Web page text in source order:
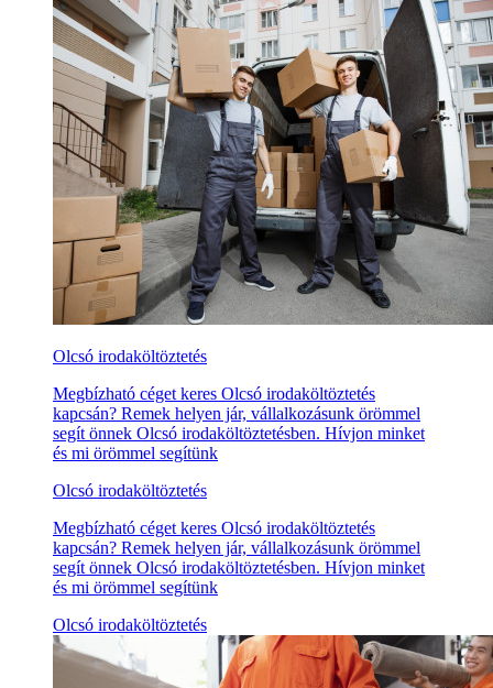
Olcsó irodaköltöztetés
Megbízható céget keres Olcsó irodaköltöztetés
kapcsán? Remek helyen jár, vállalkozásunk örömmel
segít önnek Olcsó irodaköltöztetésben. Hívjon minket
és mi örömmel segítünk
Olcsó irodaköltöztetés
Megbízható céget keres Olcsó irodaköltöztetés
kapcsán? Remek helyen jár, vállalkozásunk örömmel
segít önnek Olcsó irodaköltöztetésben. Hívjon minket
és mi örömmel segítünk
Olcsó irodaköltöztetés